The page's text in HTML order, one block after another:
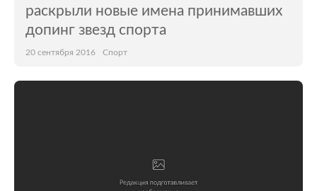
раскрыли новые имена принимавших
допинг звезд спорта
20 сентября 2016 Спорт